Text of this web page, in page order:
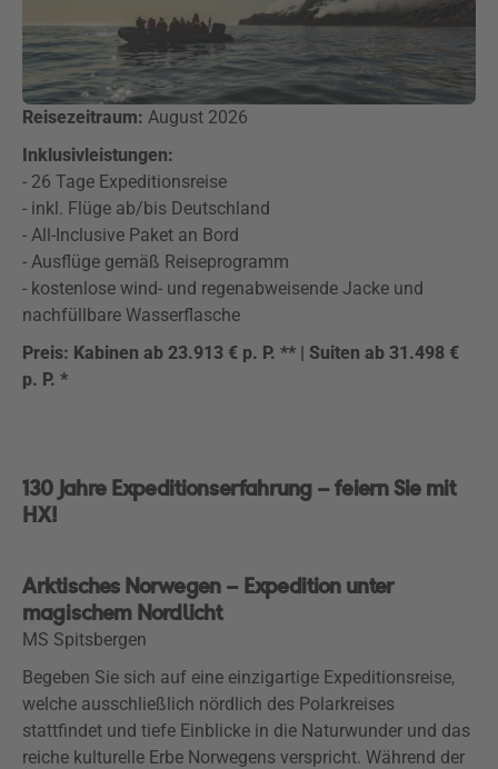
Reisezeitraum: August 2026
Inklusivleistungen:
- 26 Tage Expeditionsreise
- inkl. Flüge ab/bis Deutschland
- All-Inclusive Paket an Bord
- Ausflüge gemäß Reiseprogramm
- kostenlose wind- und regenabweisende Jacke und
nachfüllbare Wasserflasche
Preis: Kabinen ab 23.913 € p. P. ** | Suiten ab 31.498 €
p. P. *
130 Jahre Expeditionserfahrung – feiern Sie mit
HX!
Video
modal
window.
The media could not be loaded, either because the
server or network failed or because the format is not
supported.
Arktisches Norwegen – Expedition unter
magischem Nordlicht
MS Spitsbergen
Begeben Sie sich auf eine einzigartige Expeditionsreise,
welche ausschließlich nördlich des Polarkreises
stattfindet und tiefe Einblicke in die Naturwunder und das
reiche kulturelle Erbe Norwegens verspricht. Während der